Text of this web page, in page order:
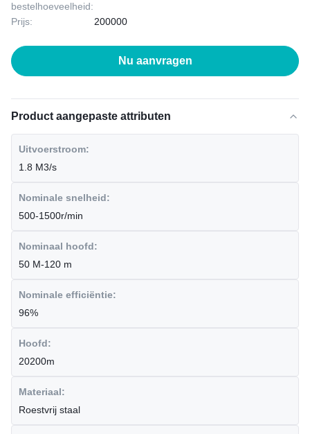
bestelhoeveelheid:
Prijs: 200000
Nu aanvragen
Product aangepaste attributen
Uitvoerstroom:
1.8 M3/s
Nominale snelheid:
500-1500r/min
Nominaal hoofd:
50 M-120 m
Nominale efficiëntie:
96%
Hoofd:
20200m
Materiaal:
Roestvrij staal